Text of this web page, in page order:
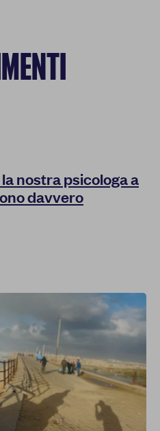
nostra psicologa a
davvero